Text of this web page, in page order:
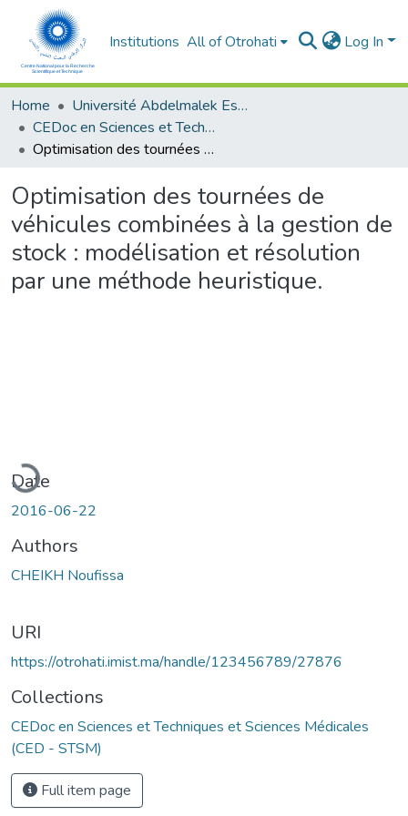
Institutions All of Otrohati Log In
Home
Université Abdelmalek Essaâdi - Tétouan
CEDoc en Sciences et Techniques et Sciences Médicales (CED - STSM)
Optimisation des tournées de véhicules combinées à la gestion de stock : modélisation et résolution par une méthode heuristique.
Optimisation des tournées de
véhicules combinées à la gestion de
stock : modélisation et résolution
par une méthode heuristique.
Date
2016-06-22
Authors
CHEIKH Noufissa
URI
https://otrohati.imist.ma/handle/123456789/27876
Collections
CEDoc en Sciences et Techniques et Sciences Médicales
(CED - STSM)
Full item page